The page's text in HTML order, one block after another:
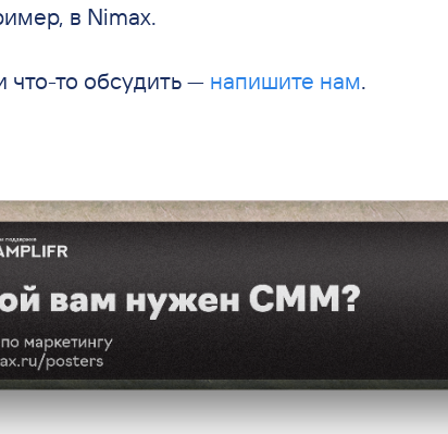
в Nimax.
что-то обсудить — напишите нам.